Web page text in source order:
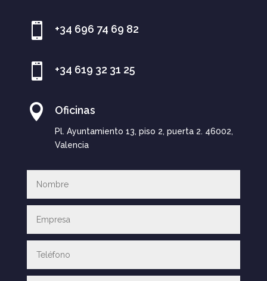
 +34 696 74 69 82
 +34 619 32 31 25
 Oficinas
Pl. Ayuntamiento 13, piso 2, puerta 2. 46002,
Valencia